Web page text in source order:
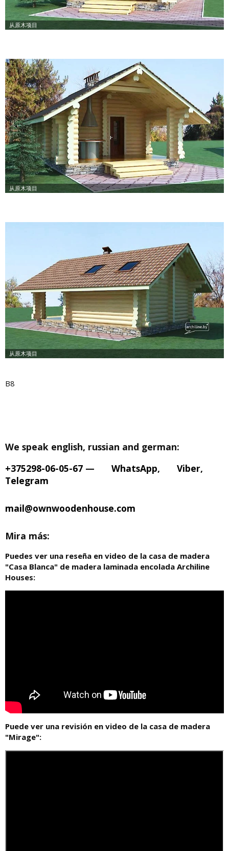
B8
We speak english, russian and german:
+375298-06-05-67 — WhatsApp, Viber,
Telegram
mail@ownwoodenhouse.com
Mira más:
Puedes ver una reseña en video de la casa de madera
"Casa Blanca" de madera laminada encolada Archiline
Houses:
Puede ver una revisión en video de la casa de madera
"Mirage":